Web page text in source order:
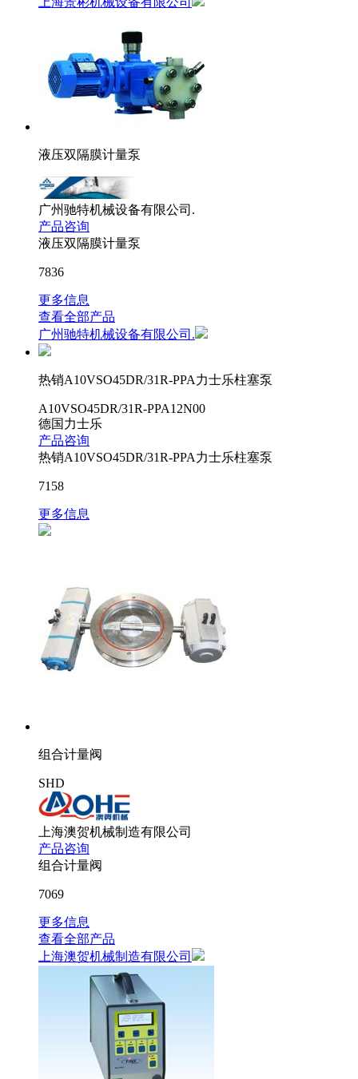
液压双隔膜计量泵
广州驰特机械设备有限公司.
产品咨询
液压双隔膜计量泵
7836
更多信息
查看全部产品
广州驰特机械设备有限公司.
热销A10VSO45DR/31R-PPA力士乐柱塞泵
A10VSO45DR/31R-PPA12N00
德国力士乐
产品咨询
热销A10VSO45DR/31R-PPA力士乐柱塞泵
7158
更多信息
组合计量阀
SHD
上海澳贺机械制造有限公司
产品咨询
组合计量阀
7069
更多信息
查看全部产品
上海澳贺机械制造有限公司